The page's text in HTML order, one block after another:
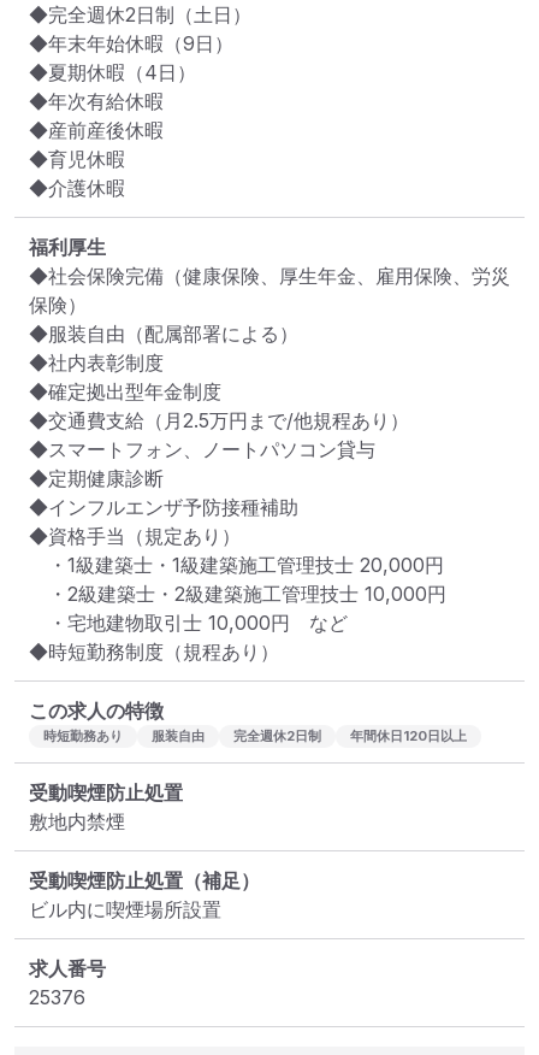
◆完全週休2日制（土日）
◆年末年始休暇（9日）
◆夏期休暇（4日）
◆年次有給休暇
◆産前産後休暇
◆育児休暇
◆介護休暇
福利厚生
◆社会保険完備（健康保険、厚生年金、雇用保険、労災
保険）
◆服装自由（配属部署による）
◆社内表彰制度
◆確定拠出型年金制度
◆交通費支給（月2.5万円まで/他規程あり）
◆スマートフォン、ノートパソコン貸与
◆定期健康診断
◆インフルエンザ予防接種補助
◆資格手当（規定あり）
・1級建築士・1級建築施工管理技士 20,000円
・2級建築士・2級建築施工管理技士 10,000円
・宅地建物取引士 10,000円　など
◆時短勤務制度（規程あり）
この求人の特徴
時短勤務あり 服装自由 完全週休2日制 年間休日120日以上
受動喫煙防止処置
敷地内禁煙
受動喫煙防止処置（補足）
ビル内に喫煙場所設置
求人番号
25376